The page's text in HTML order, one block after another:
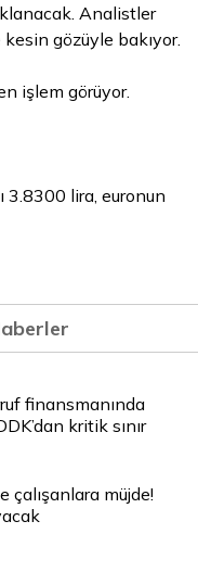
Analistler
gözüyle bakıyor.
işlem görüyor.
3.8300 lira, euronun
finansmanında
kritik sınır
çalışanlara müjde!